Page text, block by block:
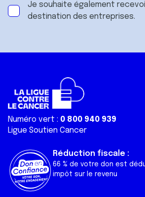
Je souhaite également
destination des entreprises.
Numéro vert : 0 800 940 939
Ligue Soutien Cancer
Réduction fiscale :
66 % de votre don est
impôt sur le revenu